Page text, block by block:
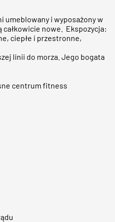
umeblowany i wyposażony w
całkowicie nowe. Ekspozycja:
ciepłe i przestronne,
linii do morza. Jego bogata
centrum fitness